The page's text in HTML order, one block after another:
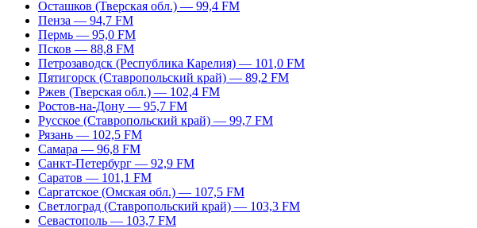
Осташков (Тверская обл.) — 99,4 FM
Пенза — 94,7 FM
Пермь — 95,0 FM
Псков — 88,8 FM
Петрозаводск (Республика Карелия) — 101,0 FM
Пятигорск (Ставропольский край) — 89,2 FM
Ржев (Тверская обл.) — 102,4 FM
Ростов-на-Дону — 95,7 FM
Русское (Ставропольский край) — 99,7 FM
Рязань — 102,5 FM
Самара — 96,8 FM
Санкт-Петербург — 92,9 FM
Саратов — 101,1 FM
Саргатское (Омская обл.) — 107,5 FM
Светлоград (Ставропольский край) — 103,3 FM
Севастополь — 103,7 FM